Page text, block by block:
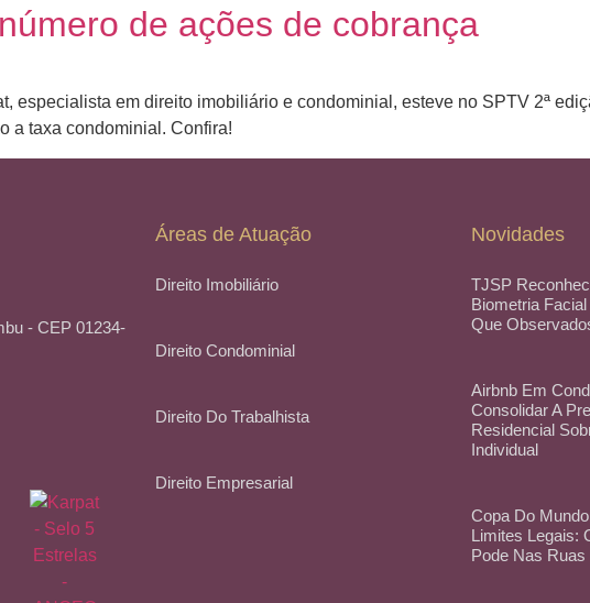
de ações de cobrança
especialista em direito imobiliário e condominial, esteve no SPTV 2ª
a taxa condominial. Confira!
- CEP 01234-
Áreas de Atuação
Direito Imobiliário
Direito Condominial
Direito Do Trabalhista
Direito Empresarial
Novidades
TJSP
Biometria
Que
Airbnb Em
Consolidar A
Residencial
Individual
Copa Do
Limites Legais:
Pode Nas